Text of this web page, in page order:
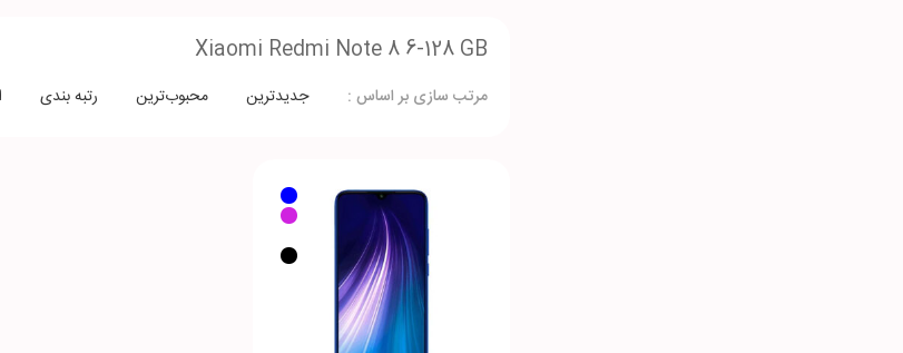
Xiaomi Redmi Note 8 6-128 GB
مرتب سازی بر اساس : جدیدترین محبوب‌ترین رتبه بندی